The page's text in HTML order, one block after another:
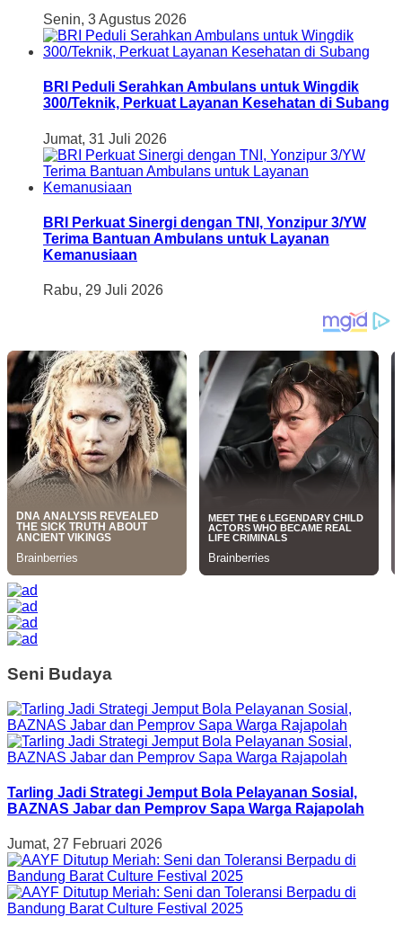
Senin, 3 Agustus 2026
BRI Peduli Serahkan Ambulans untuk Wingdik
300/Teknik, Perkuat Layanan Kesehatan di Subang
Jumat, 31 Juli 2026
BRI Perkuat Sinergi dengan TNI, Yonzipur 3/YW
Terima Bantuan Ambulans untuk Layanan
Kemanusiaan
Rabu, 29 Juli 2026
Seni Budaya
Tarling Jadi Strategi Jemput Bola Pelayanan Sosial,
BAZNAS Jabar dan Pemprov Sapa Warga Rajapolah
Jumat, 27 Februari 2026